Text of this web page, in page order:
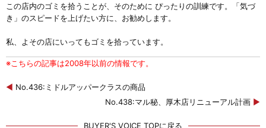
この店内のゴミを拾うことが、そのために ぴったりの訓練です。「気づ
き」のスピードを上げたい方に、お勧めします。
私、よその店にいってもゴミを拾っています。
※こちらの記事は2008年以前の情報です。
◀ No.436:ミドルアッパークラスの商品
No.438:マル秘、厚木店リニューアル計画 ▶
BUYER'S VOICE TOPに戻る